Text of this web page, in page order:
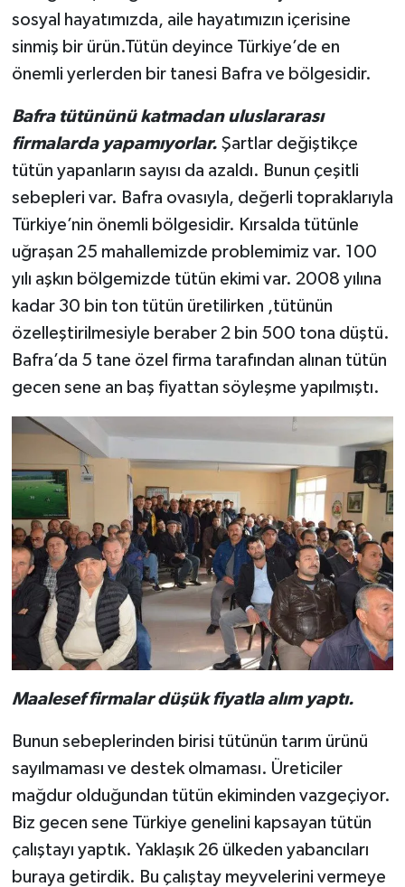
sosyal hayatımızda, aile hayatımızın içerisine
sinmiş bir ürün.Tütün deyince Türkiye’de en
önemli yerlerden bir tanesi Bafra ve bölgesidir.
Bafra tütününü katmadan uluslararası
firmalarda yapamıyorlar. Şartlar değiştikçe
tütün yapanların sayısı da azaldı. Bunun çeşitli
sebepleri var. Bafra ovasıyla, değerli topraklarıyla
Türkiye’nin önemli bölgesidir. Kırsalda tütünle
uğraşan 25 mahallemizde problemimiz var. 100
yılı aşkın bölgemizde tütün ekimi var. 2008 yılına
kadar 30 bin ton tütün üretilirken ,tütünün
özelleştirilmesiyle beraber 2 bin 500 tona düştü.
Bafra’da 5 tane özel firma tarafından alınan tütün
gecen sene an baş fiyattan söyleşme yapılmıştı.
Maalesef firmalar düşük fiyatla alım yaptı.
Bunun sebeplerinden birisi tütünün tarım ürünü
sayılmaması ve destek olmaması. Üreticiler
mağdur olduğundan tütün ekiminden vazgeçiyor.
Biz gecen sene Türkiye genelini kapsayan tütün
çalıştayı yaptık. Yaklaşık 26 ülkeden yabancıları
buraya getirdik. Bu çalıştay meyvelerini vermeye